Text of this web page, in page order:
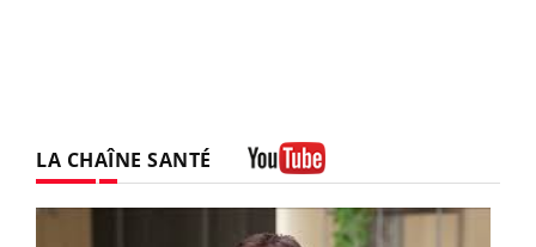
LA CHAÎNE SANTÉ